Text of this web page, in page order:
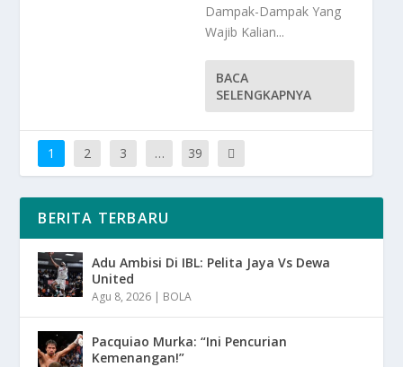
Dampak-Dampak Yang
Wajib Kalian...
BACA
SELENGKAPNYA
1 2 3 … 39
BERITA TERBARU
Adu Ambisi Di IBL: Pelita Jaya Vs Dewa
United
Agu 8, 2026 | BOLA
Pacquiao Murka: “Ini Pencurian
Kemenangan!”